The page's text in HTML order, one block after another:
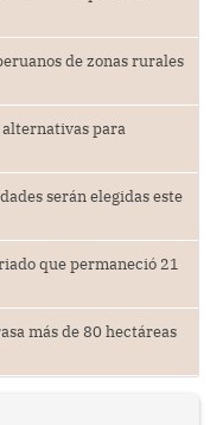
de zonas rurales
para
serán elegidas este
que permaneció 21
más de 80 hectáreas